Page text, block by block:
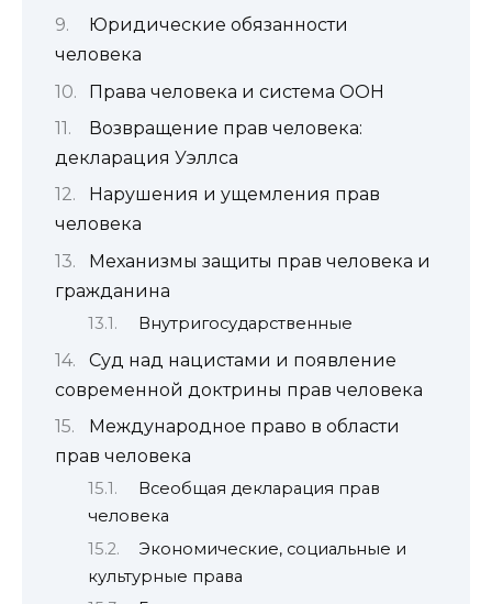
Юридические обязанности
человека
Права человека и система ООН
Возвращение прав человека:
декларация Уэллса
Нарушения и ущемления прав
человека
Механизмы защиты прав человека и
гражданина
Внутригосударственные
Суд над нацистами и появление
современной доктрины прав человека
Международное право в области
прав человека
Всеобщая декларация прав
человека
Экономические, социальные и
культурные права